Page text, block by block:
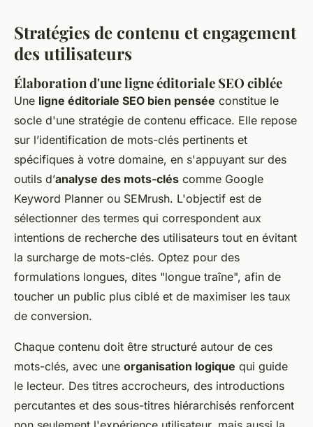
Stratégies de contenu et engagement
des utilisateurs
Élaboration d'une ligne éditoriale SEO ciblée
Une ligne éditoriale SEO bien pensée constitue le
socle d'une stratégie de contenu efficace. Elle repose
sur l’identification de mots-clés pertinents et
spécifiques à votre domaine, en s'appuyant sur des
outils d’analyse des mots-clés comme Google
Keyword Planner ou SEMrush. L'objectif est de
sélectionner des termes qui correspondent aux
intentions de recherche des utilisateurs tout en évitant
la surcharge de mots-clés. Optez pour des
formulations longues, dites "longue traîne", afin de
toucher un public plus ciblé et de maximiser les taux
de conversion.
Chaque contenu doit être structuré autour de ces
mots-clés, avec une organisation logique qui guide
le lecteur. Des titres accrocheurs, des introductions
percutantes et des sous-titres hiérarchisés renforcent